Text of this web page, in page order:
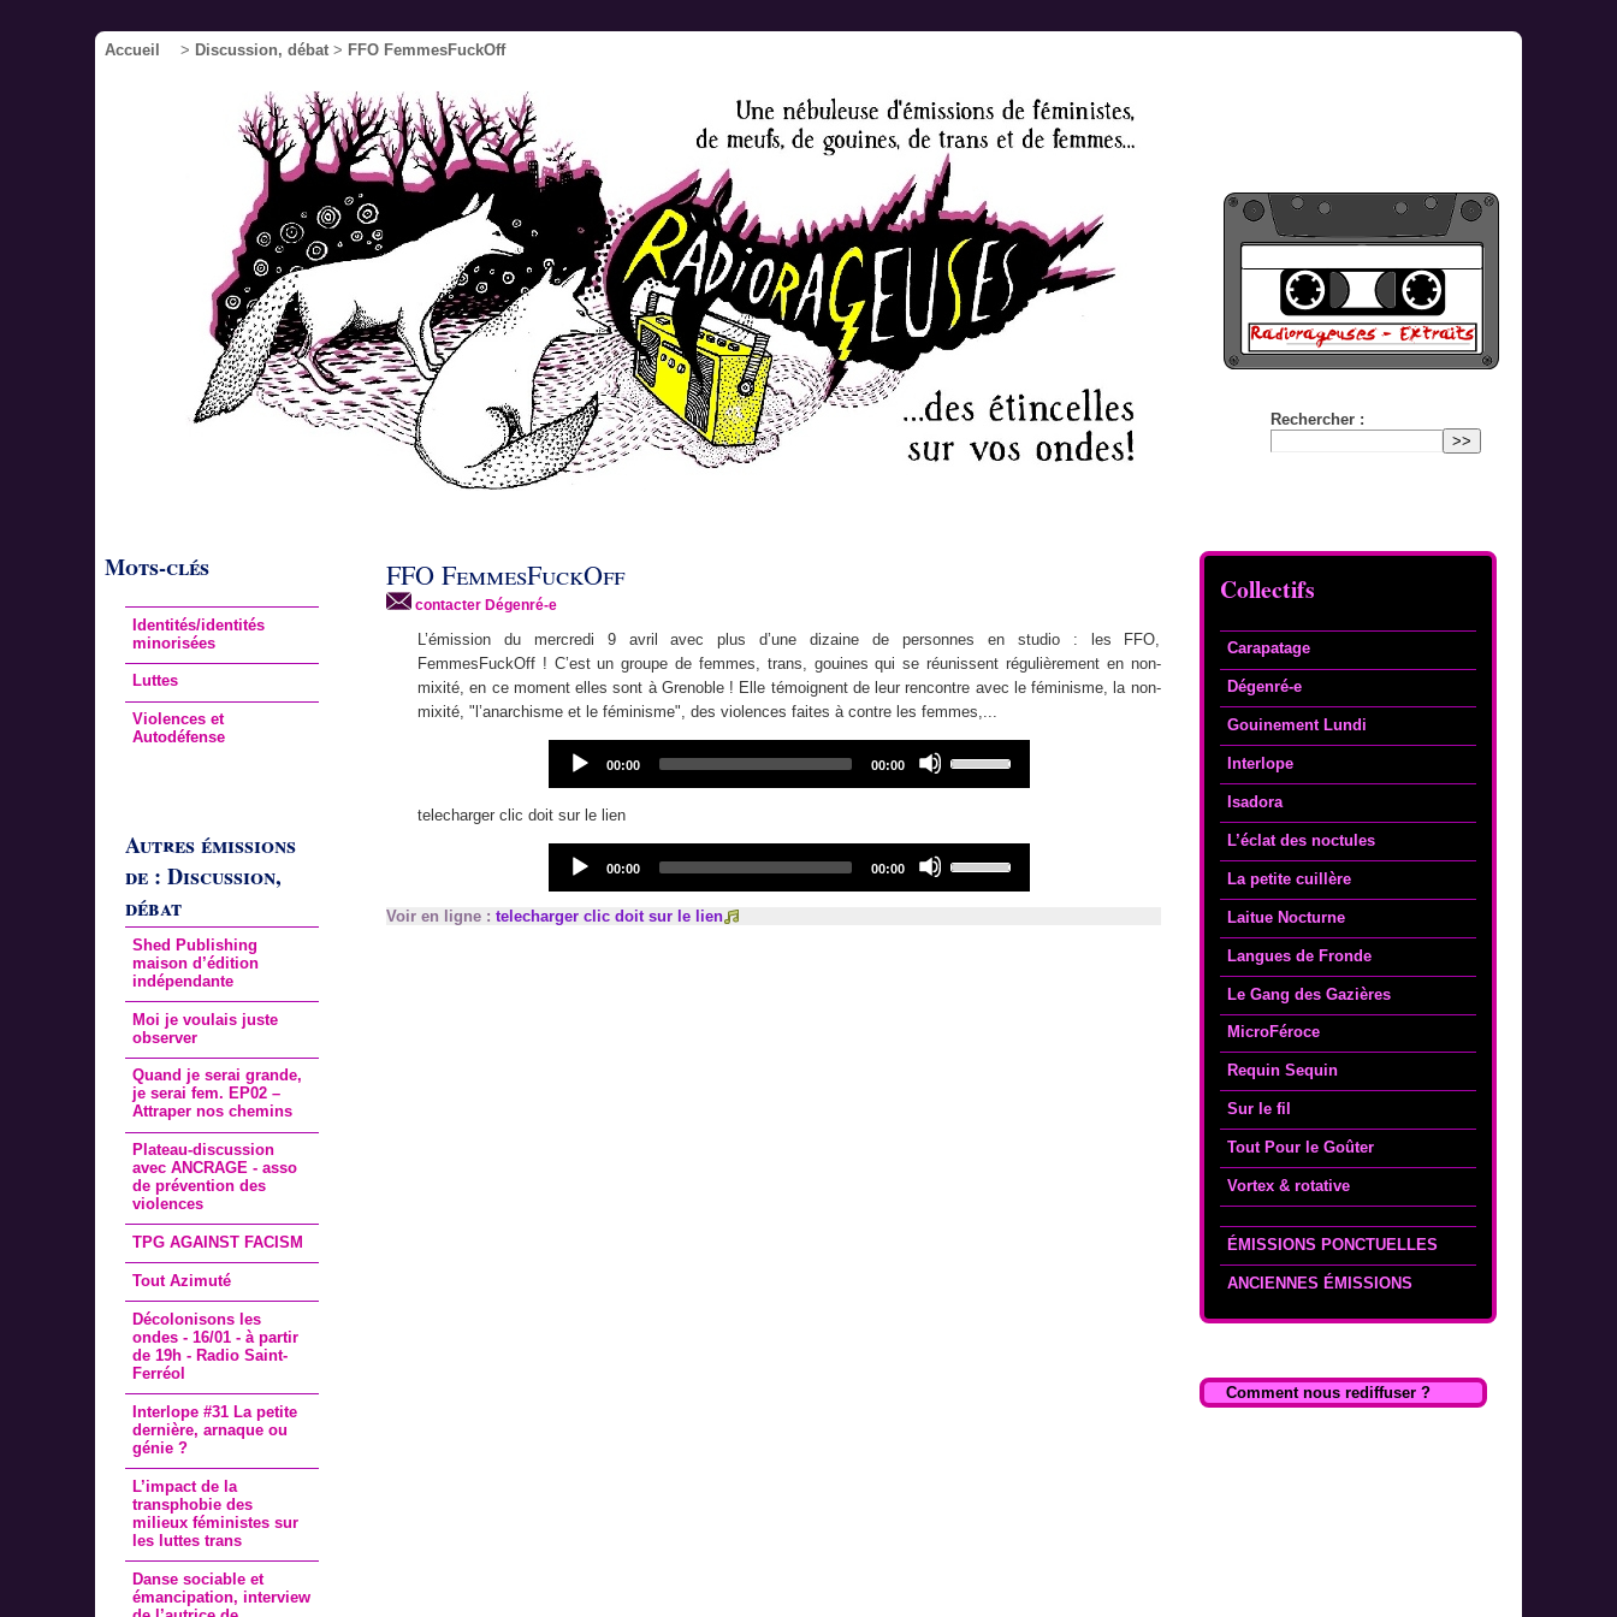
Accueil > Discussion, débat > FFO FemmesFuckOff
Rechercher :
Collectifs
Carapatage
Dégenré-e
Gouinement Lundi
Interlope
Isadora
L’éclat des noctules
La petite cuillère
Laitue Nocturne
Langues de Fronde
Le Gang des Gazières
MicroFéroce
Requin Sequin
Sur le fil
Tout Pour le Goûter
Vortex & rotative
ÉMISSIONS PONCTUELLES
ANCIENNES ÉMISSIONS
Comment nous rediffuser ?
Mots-clés
Identités/identités
minorisées
Luttes
Violences et
Autodéfense
Autres émissions
de : Discussion,
débat
Shed Publishing
maison d’édition
indépendante
Moi je voulais juste
observer
Quand je serai grande,
je serai fem. EP02 –
Attraper nos chemins
Plateau-discussion
avec ANCRAGE - asso
de prévention des
violences
TPG AGAINST FACISM
Tout Azimuté
Décolonisons les
ondes - 16/01 - à partir
de 19h - Radio Saint-
Ferréol
Interlope #31 La petite
dernière, arnaque ou
génie ?
L’impact de la
transphobie des
milieux féministes sur
les luttes trans
Danse sociable et
émancipation, interview
FFO FemmesFuckOff
contacter Dégenré-e
L’émission du mercredi 9 avril avec plus d’une dizaine de personnes en studio : les FFO,
FemmesFuckOff ! C’est un groupe de femmes, trans, gouines qui se réunissent régulièrement en non-
mixité, en ce moment elles sont à Grenoble ! Elle témoignent de leur rencontre avec le féminisme, la non-
mixité, "l’anarchisme et le féminisme", des violences faites à contre les femmes,...
Audio
Player
Current
00:00
Total
00:00
Up/Down
to
increase
or
telecharger clic doit sur le lien
Audio
Player
Current
00:00
Total
00:00
Up/Down
Voir en ligne : telecharger clic doit sur le lien